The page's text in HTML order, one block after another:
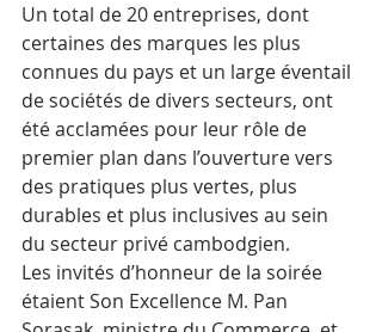
Un total de 20 entreprises, dont
certaines des marques les plus
connues du pays et un large éventail
de sociétés de divers secteurs, ont
été acclamées pour leur rôle de
premier plan dans l’ouverture vers
des pratiques plus vertes, plus
durables et plus inclusives au sein
du secteur privé cambodgien.
Les invités d’honneur de la soirée
étaient Son Excellence M. Pan